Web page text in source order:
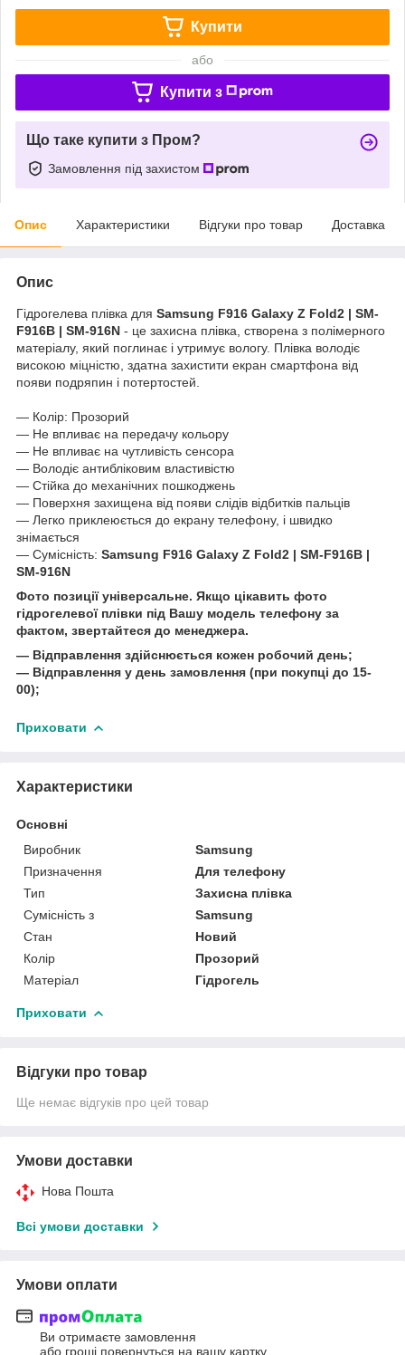
Купити
або
Купити з
Що таке купити з Пром?
Замовлення під захистом
Опис Характеристики Відгуки про товар Доставка
Опис
Гідрогелева плівка для Samsung F916 Galaxy Z Fold2 | SM-
F916B | SM-916N - це захисна плівка, створена з полімерного
матеріалу, який поглинає і утримує вологу. Плівка володіє
високою міцністю, здатна захистити екран смартфона від
появи подряпин і потертостей.
― Колір: Прозорий
― Не впливає на передачу кольору
― Не впливає на чутливість сенсора
― Володіє антибліковим властивістю
― Стійка до механічних пошкоджень
― Поверхня захищена від появи слідів відбитків пальців
― Легко приклеюється до екрану телефону, і швидко
знімається
― Сумісність: Samsung F916 Galaxy Z Fold2 | SM-F916B |
SM-916N
Фото позиції універсальне. Якщо цікавить фото
гідрогелевої плівки під Вашу модель телефону за
фактом, звертайтеся до менеджера.
― Відправлення здійснюється кожен робочий день;
― Відправлення у день замовлення (при покупці до 15-
00);
Приховати
Характеристики
Основні
Виробник
Samsung
Призначення
Для телефону
Тип
Захисна плівка
Сумісність з
Samsung
Стан
Новий
Колір
Прозорий
Матеріал
Гідрогель
Приховати
Відгуки про товар
Ще немає відгуків про цей товар
Умови доставки
Нова Пошта
Всі умови доставки
Умови оплати
Ви отримаєте замовлення
або гроші повернуться на вашу картку